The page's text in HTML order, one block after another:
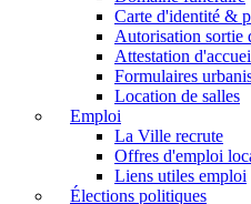
Carte d'identité &
Autorisation sortie
Attestation
Formulaires
Location de salles
Emploi
La Ville recrute
Offres d'emploi
Liens utiles emploi
Élections politiques